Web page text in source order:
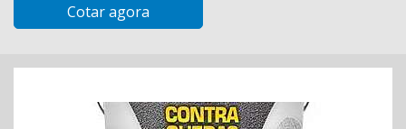
Cotar agora